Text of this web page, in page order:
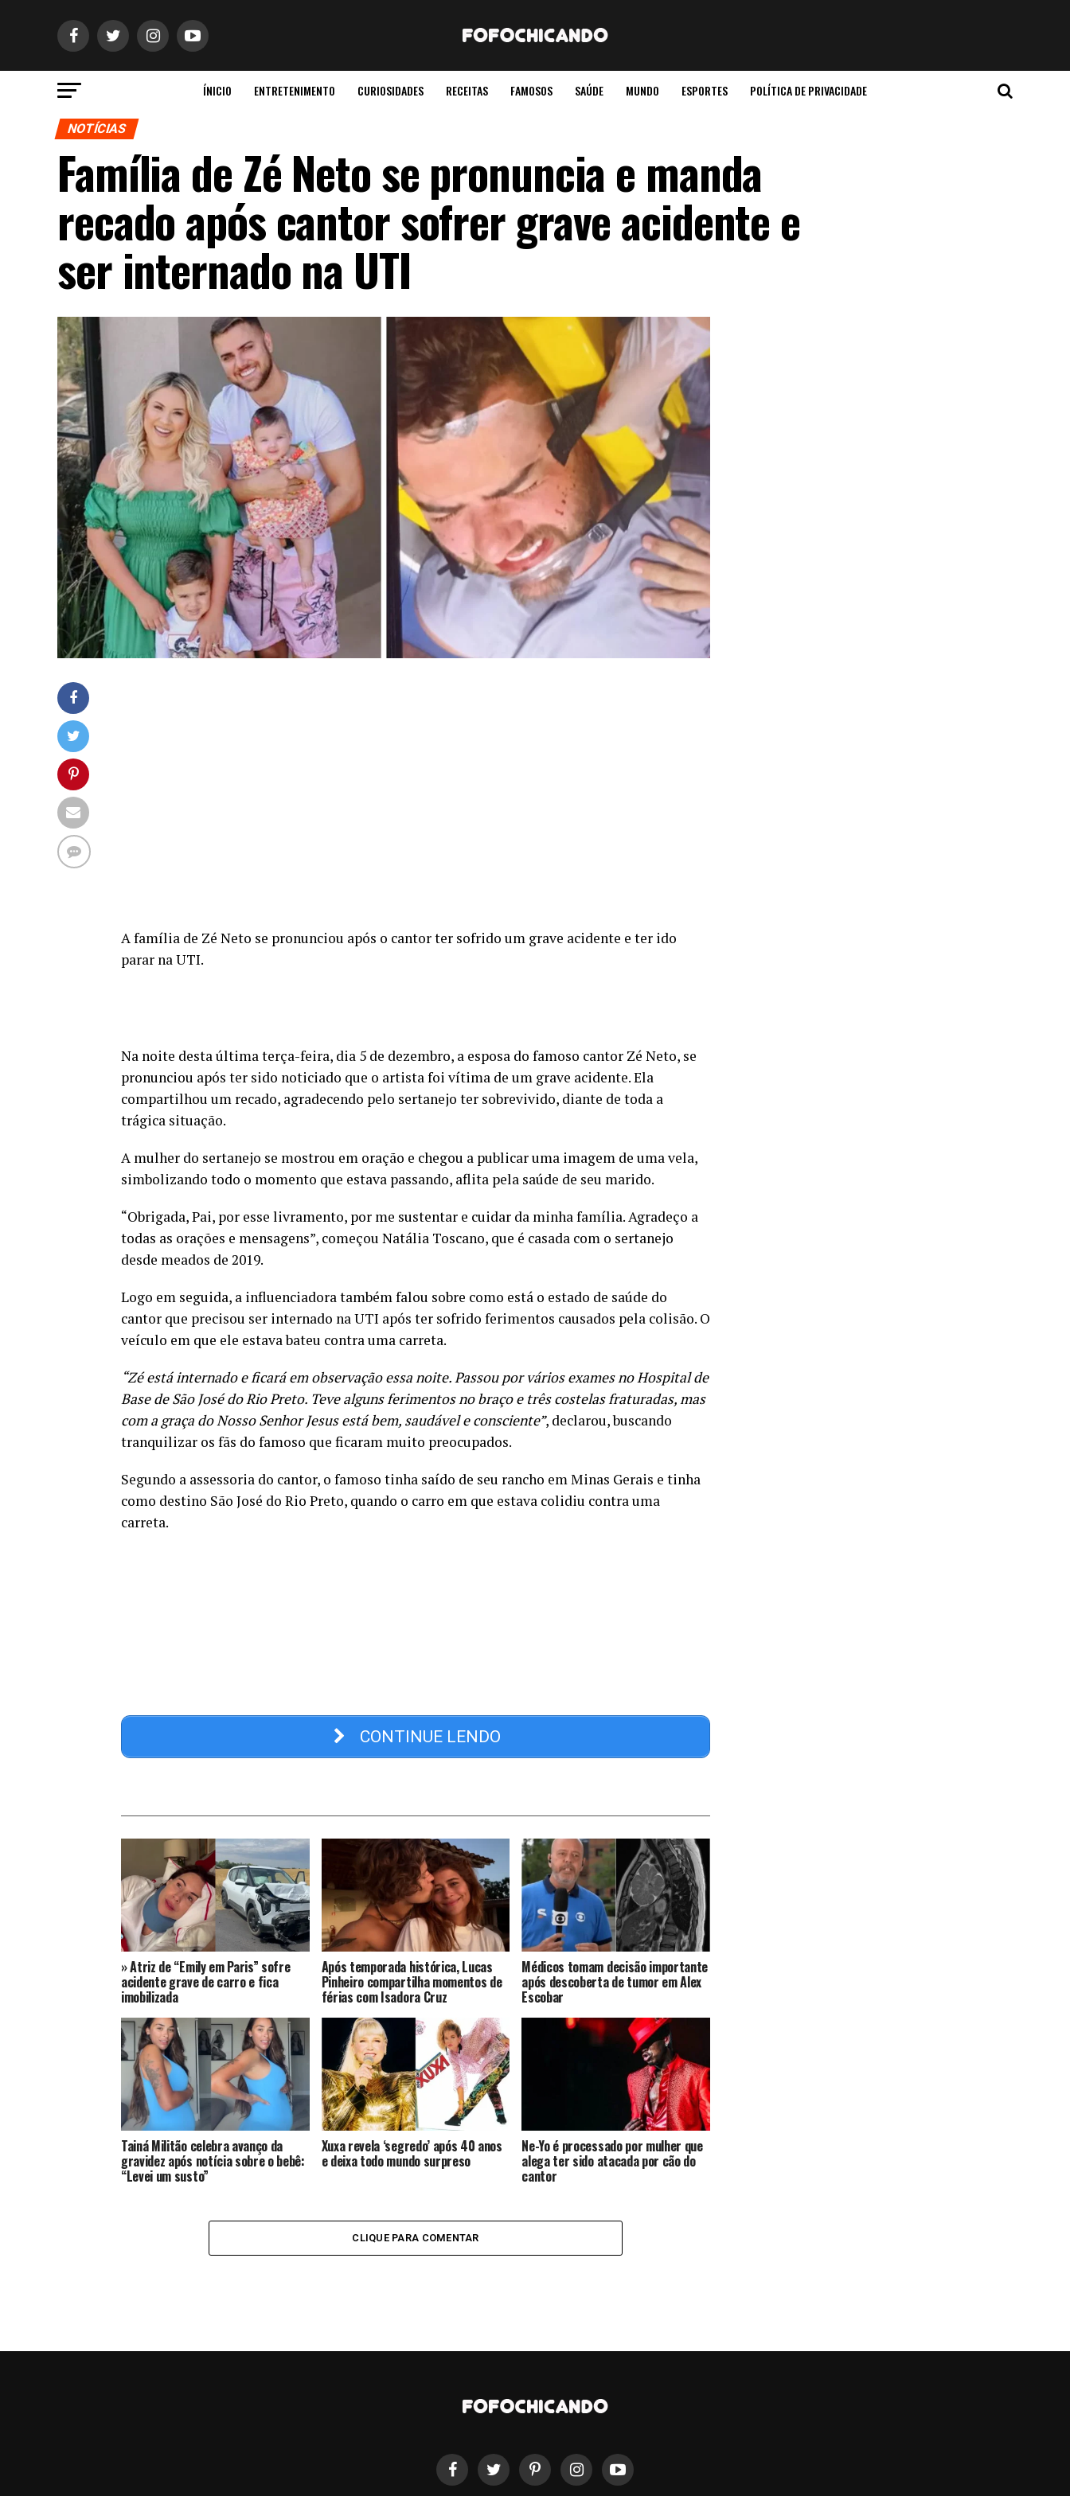
ÍNICIO ENTRETENIMENTO CURIOSIDADES RECEITAS FAMOSOS SAÚDE MUNDO ESPORTES POLÍTICA DE PRIVACIDADE
NOTÍCIAS
Família de Zé Neto se pronuncia e manda
recado após cantor sofrer grave acidente e
ser internado na UTI
A família de Zé Neto se pronunciou após o cantor ter sofrido um grave acidente e ter ido
parar na UTI.
Na noite desta última terça-feira, dia 5 de dezembro, a esposa do famoso cantor Zé Neto, se
pronunciou após ter sido noticiado que o artista foi vítima de um grave acidente. Ela
compartilhou um recado, agradecendo pelo sertanejo ter sobrevivido, diante de toda a
trágica situação.
A mulher do sertanejo se mostrou em oração e chegou a publicar uma imagem de uma vela,
simbolizando todo o momento que estava passando, aflita pela saúde de seu marido.
“Obrigada, Pai, por esse livramento, por me sustentar e cuidar da minha família. Agradeço a
todas as orações e mensagens”, começou Natália Toscano, que é casada com o sertanejo
desde meados de 2019.
Logo em seguida, a influenciadora também falou sobre como está o estado de saúde do
cantor que precisou ser internado na UTI após ter sofrido ferimentos causados pela colisão. O
veículo em que ele estava bateu contra uma carreta.
“Zé está internado e ficará em observação essa noite. Passou por vários exames no Hospital de
Base de São José do Rio Preto. Teve alguns ferimentos no braço e três costelas fraturadas, mas
com a graça do Nosso Senhor Jesus está bem, saudável e consciente”, declarou, buscando
tranquilizar os fãs do famoso que ficaram muito preocupados.
Segundo a assessoria do cantor, o famoso tinha saído de seu rancho em Minas Gerais e tinha
como destino São José do Rio Preto, quando o carro em que estava colidiu contra uma
carreta.
CONTINUE LENDO
» Atriz de “Emily em Paris” sofre
acidente grave de carro e fica
imobilizada
Após temporada histórica, Lucas
Pinheiro compartilha momentos de
férias com Isadora Cruz
Médicos tomam decisão importante
após descoberta de tumor em Alex
Escobar
Tainá Militão celebra avanço da
gravidez após notícia sobre o bebê:
“Levei um susto”
Xuxa revela ‘segredo’ após 40 anos
e deixa todo mundo surpreso
Ne-Yo é processado por mulher que
alega ter sido atacada por cão do
cantor
CLIQUE PARA COMENTAR